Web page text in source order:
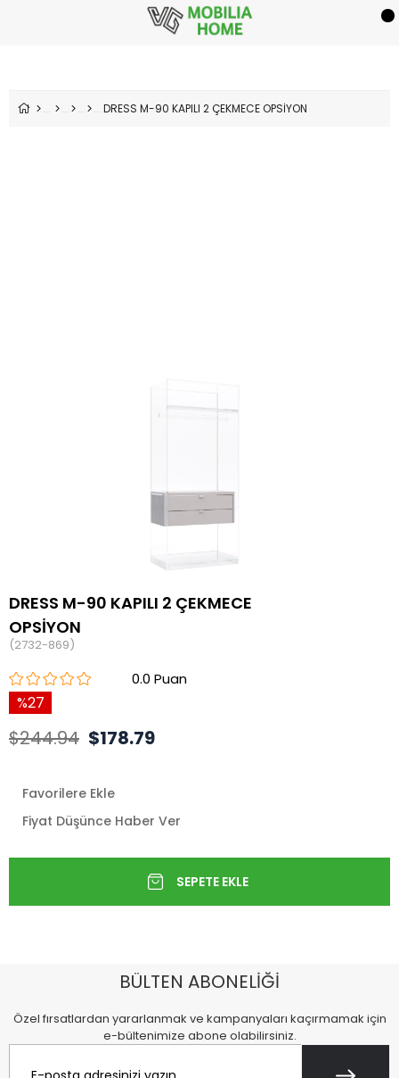
DRESS M-90 KAPILI 2 ÇEKMECE OPSİYON
DRESS M-90 KAPILI 2 ÇEKMECE
OPSİYON
(2732-869)
0.0
27
$244.94 $178.79
Favorilere Ekle
Fiyat Düşünce Haber Ver
BÜLTEN ABONELİĞİ
Özel fırsatlardan yararlanmak ve kampanyaları kaçırmamak için
e-bültenimize abone olabilirsiniz.